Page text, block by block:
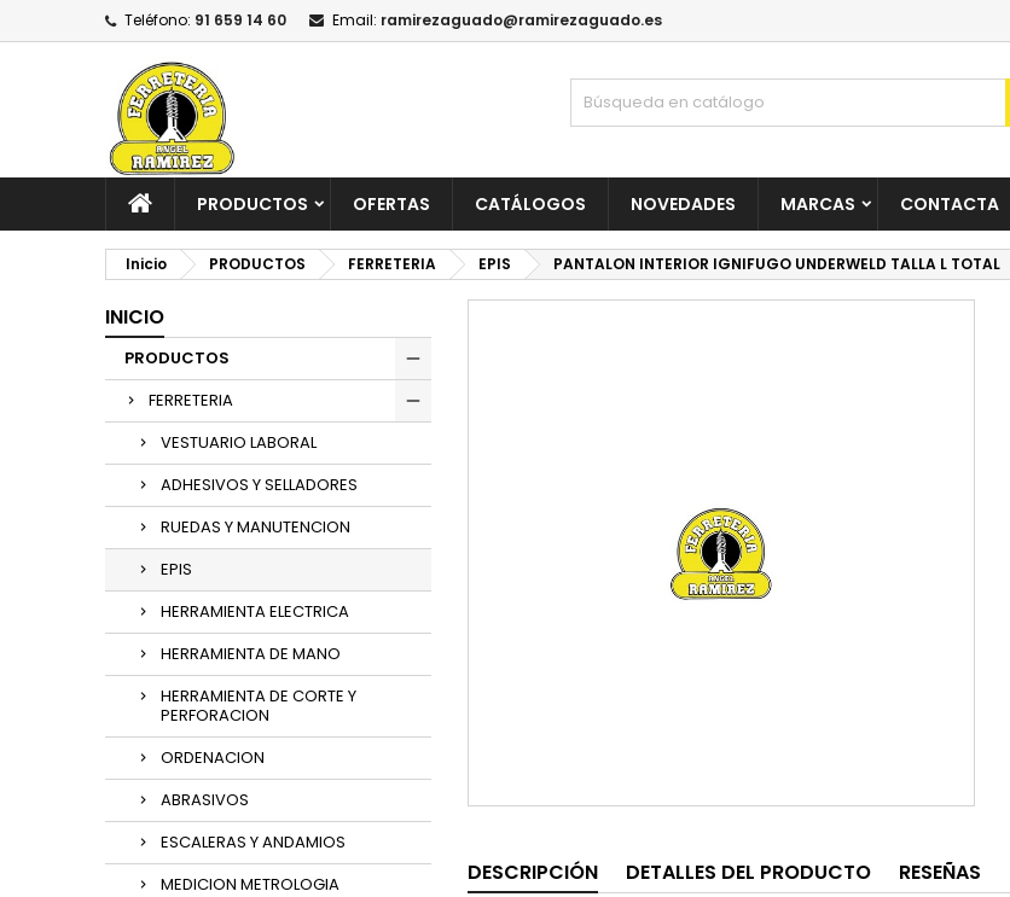
Teléfono: 91 659 14 60 Email: ramirezaguado@ramirezaguado.es
PRODUCTOS OFERTAS CATÁLOGOS NOVEDADES MARCAS CONTACTA
Inicio PRODUCTOS FERRETERIA EPIS PANTALON INTERIOR IGNIFUGO UNDERWELD TALLA L TOTAL
INICIO
PRODUCTOS
FERRETERIA
VESTUARIO LABORAL
ADHESIVOS Y SELLADORES
RUEDAS Y MANUTENCION
EPIS
HERRAMIENTA ELECTRICA
HERRAMIENTA DE MANO
HERRAMIENTA DE CORTE Y
PERFORACION
ORDENACION
ABRASIVOS
ESCALERAS Y ANDAMIOS
MEDICION METROLOGIA
DESCRIPCIÓN DETALLES DEL PRODUCTO RESEÑAS